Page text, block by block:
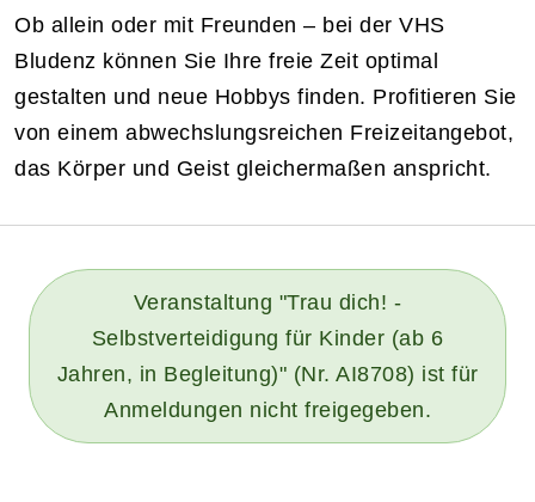
Ob allein oder mit Freunden – bei der VHS
Bludenz können Sie Ihre freie Zeit optimal
gestalten und neue Hobbys finden. Profitieren Sie
von einem abwechslungsreichen Freizeitangebot,
das Körper und Geist gleichermaßen anspricht.
Veranstaltung "Trau dich! -
Selbstverteidigung für Kinder (ab 6
Jahren, in Begleitung)" (Nr. AI8708) ist für
Anmeldungen nicht freigegeben.